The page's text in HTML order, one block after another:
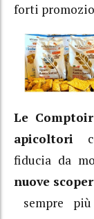
forti
Le
apicoltori
fiducia da
nuove
sempre